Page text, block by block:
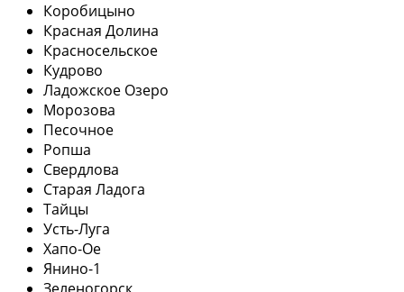
Коробицыно
Красная Долина
Красносельское
Кудрово
Ладожское Озеро
Морозова
Песочное
Ропша
Свердлова
Старая Ладога
Тайцы
Усть-Луга
Хапо-Ое
Янино-1